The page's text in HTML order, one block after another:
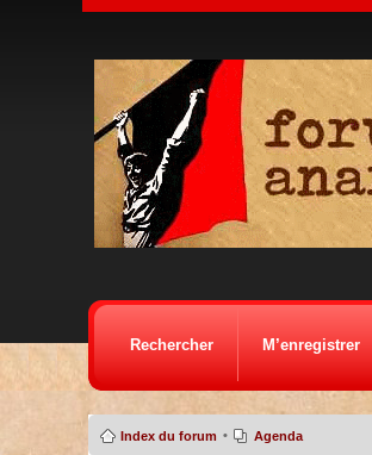
Rechercher M’enregistrer
Index du forum • Agenda